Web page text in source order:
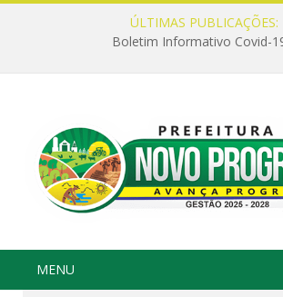
ÚLTIMAS PUBLICAÇÕES:
Boletim Informativo Covid-
MENU